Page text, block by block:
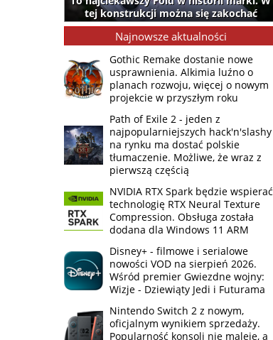
tej konstrukcji można się zakochać
Najnowsze aktualności
Gothic Remake dostanie nowe
usprawnienia. Alkimia luźno o
planach rozwoju, więcej o nowym
projekcie w przyszłym roku
Path of Exile 2 - jeden z
najpopularniejszych hack'n'slashy
na rynku ma dostać polskie
tłumaczenie. Możliwe, że wraz z
pierwszą częścią
NVIDIA RTX Spark będzie wspierać
technologię RTX Neural Texture
Compression. Obsługa została
dodana dla Windows 11 ARM
Disney+ - filmowe i serialowe
nowości VOD na sierpień 2026.
Wśród premier Gwiezdne wojny:
Wizje - Dziewiąty Jedi i Futurama
Nintendo Switch 2 z nowym,
oficjalnym wynikiem sprzedaży.
Popularność konsoli nie maleje, a